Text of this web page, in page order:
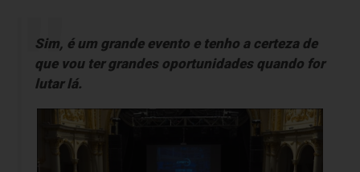
Sim, é um grande evento e tenho a certeza de
que vou ter grandes oportunidades quando for
lutar lá.